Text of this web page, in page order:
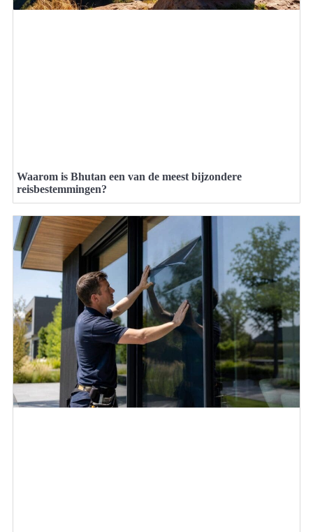
Waarom is Bhutan een van de meest bijzondere
reisbestemmingen?